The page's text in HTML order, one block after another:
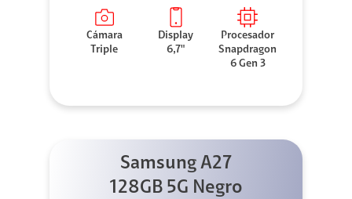
Cámara
Triple
Display
6,7"
Procesador
Snapdragon
6 Gen 3
Samsung A27
128GB 5G Negro